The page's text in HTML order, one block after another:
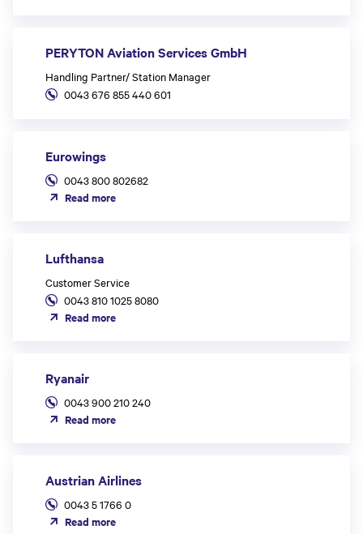
PERYTON Aviation Services GmbH
Handling Partner/ Station Manager
0043 676 855 440 601
Eurowings
0043 800 802682
Read more
Lufthansa
Customer Service
0043 810 1025 8080
Read more
Ryanair
0043 900 210 240
Read more
Austrian Airlines
0043 5 1766 0
Read more